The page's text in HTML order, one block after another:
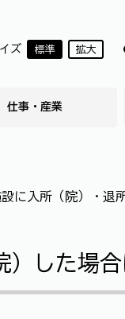
ズ 標準 拡大
仕事・産業
に入所（院）・退
した場合